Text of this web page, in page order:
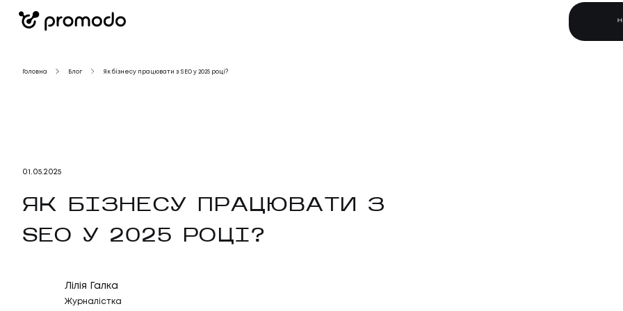
Головна Блог Як бізнесу працювати з SEO у 2025 році?
01 05. 2025
ЯК БІЗНЕСУ ПРАЦЮВАТИ З
SEO У 2025 РОЦІ?
Лілія Галка
Журналістка